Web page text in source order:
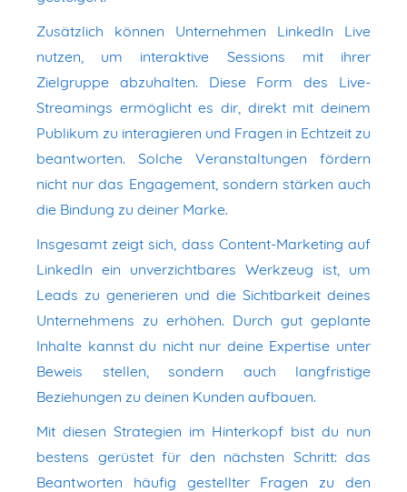
Zusätzlich können Unternehmen LinkedIn Live
nutzen, um interaktive Sessions mit ihrer
Zielgruppe abzuhalten. Diese Form des Live-
Streamings ermöglicht es dir, direkt mit deinem
Publikum zu interagieren und Fragen in Echtzeit zu
beantworten. Solche Veranstaltungen fördern
nicht nur das Engagement, sondern stärken auch
die Bindung zu deiner Marke.
Insgesamt zeigt sich, dass Content-Marketing auf
LinkedIn ein unverzichtbares Werkzeug ist, um
Leads zu generieren und die Sichtbarkeit deines
Unternehmens zu erhöhen. Durch gut geplante
Inhalte kannst du nicht nur deine Expertise unter
Beweis stellen, sondern auch langfristige
Beziehungen zu deinen Kunden aufbauen.
Mit diesen Strategien im Hinterkopf bist du nun
bestens gerüstet für den nächsten Schritt: das
Beantworten häufig gestellter Fragen zu den